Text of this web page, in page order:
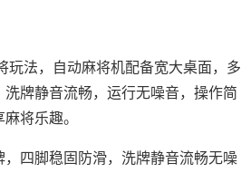
玩法，自动麻将机配备宽大桌面，多
牌静音流畅，运行无噪音，操作简
将乐趣。
四脚稳固防滑，洗牌静音流畅无噪